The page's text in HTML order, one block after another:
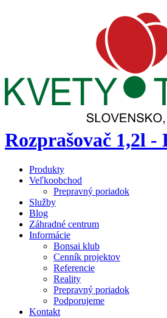
Rozprašovač 1,2l
Produkty
Veľkoobchod
Prepravný poriadok
Služby
Blog
Záhradné centrum
Informácie
Bonsai klub
Cenník projektov
Referencie
Reality
Prepravný poriadok
Podporujeme
Kontakt